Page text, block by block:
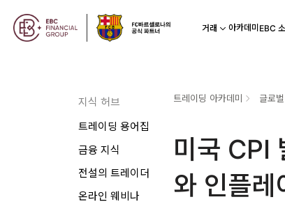
거래 아카데미 EBC
지식 허브
트레이딩 용어집
금융 지식
전설의 트레이더
온라인 웨비나
트레이딩 아카데미 글로
미국 CPI
와 인플레